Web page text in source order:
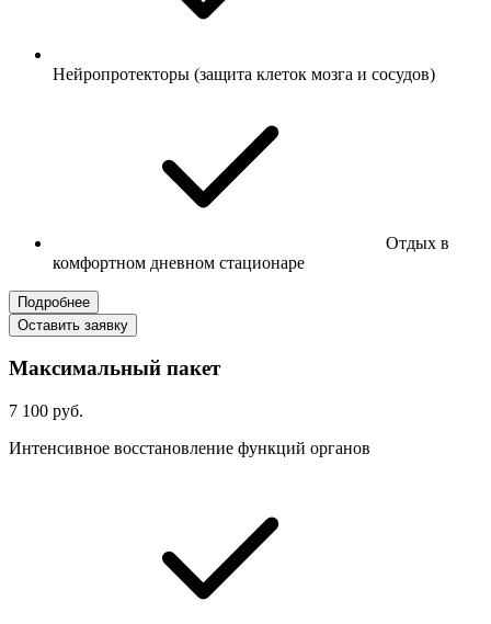
Нейропротекторы (защита клеток мозга и сосудов)
Отдых в
комфортном дневном стационаре
Подробнее
Оставить заявку
Максимальный пакет
7 100 руб.
Интенсивное восстановление функций органов